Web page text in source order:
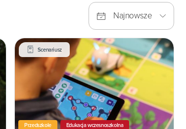
Najnowsze
Scenariusz
Przedszkole Edukacja wczesnoszkolna